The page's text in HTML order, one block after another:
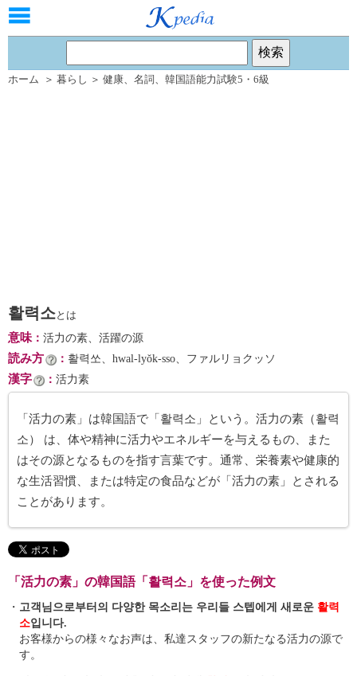
ホーム ＞ 暮らし ＞ 健康、 名詞 、 韓国語能力試験5・6級
활력소とは
意味： 活力の素、活躍の源
読み方 ： 활력쏘、hwal-lyŏk-sso、ファルリョクッソ
漢字 ： 活力素
「活力の素」は韓国語で「활력소」という。活力の素（활력
소） は、体や精神に活力やエネルギーを与えるもの、また
はその源となるものを指す言葉です。通常、栄養素や健康的
な生活習慣、または特定の食品などが「活力の素」とされる
ことがあります。
「活力の素」の韓国語「활력소」を使った例文
・ 고객님으로부터의 다양한 목소리는 우리들 스텝에게 새로운 활력
소입니다.
お客様からの様々なお声は、私達スタッフの新たなる活力の源で
す。